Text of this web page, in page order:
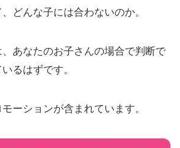
どんな子には合わないのか。
あなたのお子さんの場合で判断で
るはずです。
ーションが含まれています。